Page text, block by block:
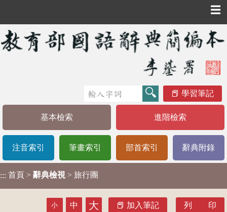
☰
學習筆記
基本檢索 進階檢索
注音索引 筆畫索引 部首索引 辭典附錄
::: 首頁 > 辭典檢視 > 旅行團
小 中 大 加入筆記 列 印